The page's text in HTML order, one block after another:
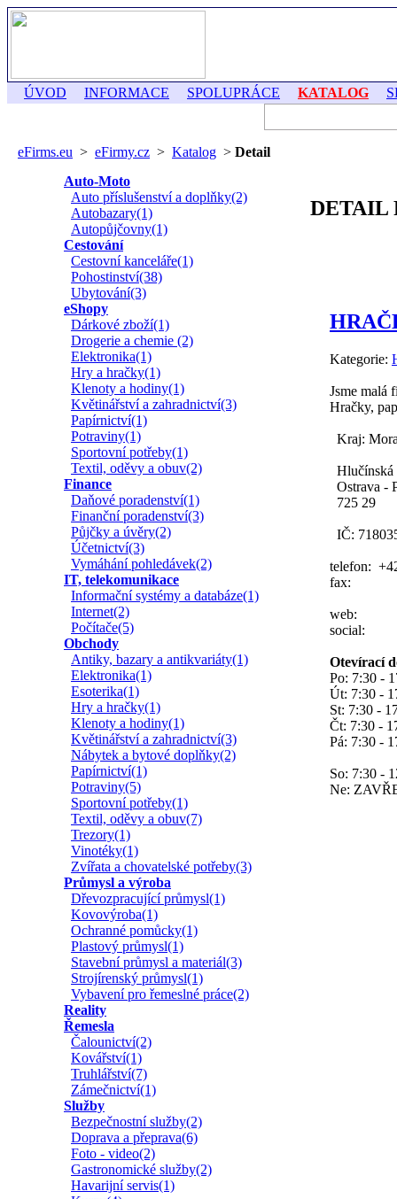
ÚVOD INFORMACE SPOLUPRÁCE KATALOG
eFirms.eu > eFirmy.cz > Katalog > Detail
Auto-Moto
Auto příslušenství a doplňky(2)
Autobazary(1)
Autopůjčovny(1)
Cestování
Cestovní kanceláře(1)
Pohostinství(38)
Ubytování(3)
eShopy
Dárkové zboží(1)
Drogerie a chemie (2)
Elektronika(1)
Hry a hračky(1)
Klenoty a hodiny(1)
Květinářství a zahradnictví(3)
Papírnictví(1)
Potraviny(1)
Sportovní potřeby(1)
Textil, oděvy a obuv(2)
Finance
Daňové poradenství(1)
Finanční poradenství(3)
Půjčky a úvěry(2)
Účetnictví(3)
Vymáhání pohledávek(2)
IT, telekomunikace
Informační systémy a databáze(1)
Internet(2)
Počítače(5)
Obchody
Antiky, bazary a antikvariáty(1)
Elektronika(1)
Esoterika(1)
Hry a hračky(1)
Klenoty a hodiny(1)
Květinářství a zahradnictví(3)
Nábytek a bytové doplňky(2)
Papírnictví(1)
Potraviny(5)
Sportovní potřeby(1)
Textil, oděvy a obuv(7)
Trezory(1)
Vinotéky(1)
Zvířata a chovatelské potřeby(3)
Průmysl a výroba
Dřevozpracující průmysl(1)
Kovovýroba(1)
Ochranné pomůcky(1)
Plastový průmysl(1)
Stavební průmysl a materiál(3)
Strojírenský průmysl(1)
Vybavení pro řemeslné práce(2)
Reality
Řemesla
Čalounictví(2)
Kovářství(1)
Truhlářství(7)
Zámečnictví(1)
Služby
Bezpečnostní služby(2)
Doprava a přeprava(6)
Foto - video(2)
Gastronomické služby(2)
Havarijní servis(1)
DETAIL
Kategorie:
Jsme malá
Hračky,
Kraj:
Hlučínská
Ostrava -
725 29
IČ:
telefon:
fax:
web:
social:
Otevírací
Po: 7:30 -
Út: 7:30 -
St: 7:30 -
Čt: 7:30 -
Pá: 7:30 -
So: 7:30 -
Ne: